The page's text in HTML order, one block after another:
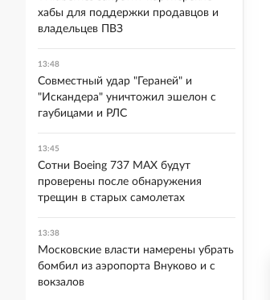
хабы для поддержки продавцов и
владельцев ПВЗ
13:48
Совместный удар "Гераней" и
"Искандера" уничтожил эшелон с
гаубицами и РЛС
13:45
Сотни Boeing 737 MAX будут
проверены после обнаружения
трещин в старых самолетах
13:38
Московские власти намерены убрать
бомбил из аэропорта Внуково и с
вокзалов